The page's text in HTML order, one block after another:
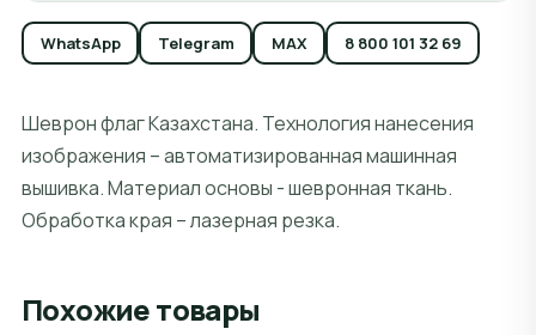
WhatsApp Telegram MAX 8 800 101 32 69
Шеврон флаг Казахстана. Технология нанесения
изображения – автоматизированная машинная
вышивка. Материал основы - шевронная ткань.
Обработка края – лазерная резка.
Похожие товары